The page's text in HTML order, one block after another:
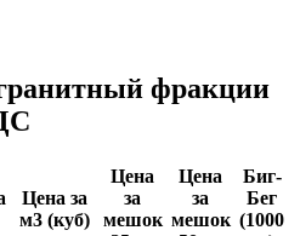
фракции
Цена за
м3 (куб)
Цена
за
мешок
Цена
за
мешок
Биг-
Бег
(1000